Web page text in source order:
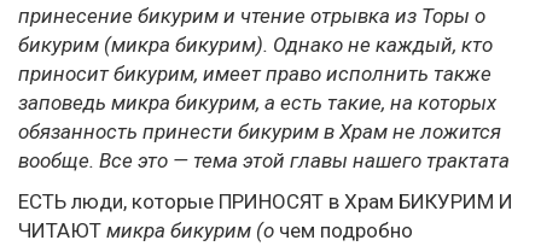
принесение бикурим и чтение отрывка из Торы о
бикурим (микра бикурим). Однако не каждый, кто
приносит бикурим, имеет право исполнить также
заповедь микра бикурим, а есть такие, на которых
обязанность принести бикурим в Храм не ложится
вообще. Все это — тема этой главы нашего трактата
ЕСТЬ люди, которые ПРИНОСЯТ в Храм БИКУРИМ И
ЧИТАЮТ микра бикурим (о чем подробно